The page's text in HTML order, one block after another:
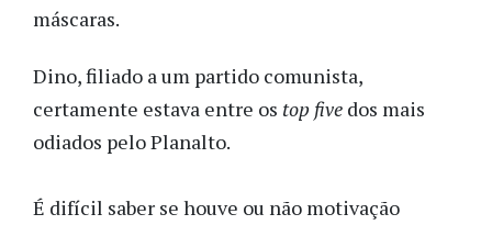
máscaras.
Dino, filiado a um partido comunista,
certamente estava entre os top five dos mais
odiados pelo Planalto.
É difícil saber se houve ou não motivação